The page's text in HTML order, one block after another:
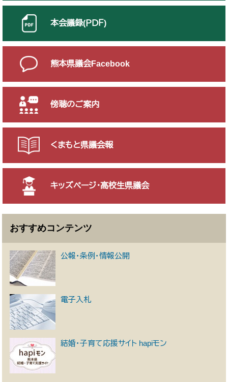
本会議録(ＰＤＦ)
熊本県議会Facebook
傍聴のご案内
くまもと県議会報
キッズページ・高校生県議会
おすすめコンテンツ
公報・条例・情報公開
電子入札
結婚・子育て応援サイト hapiモン